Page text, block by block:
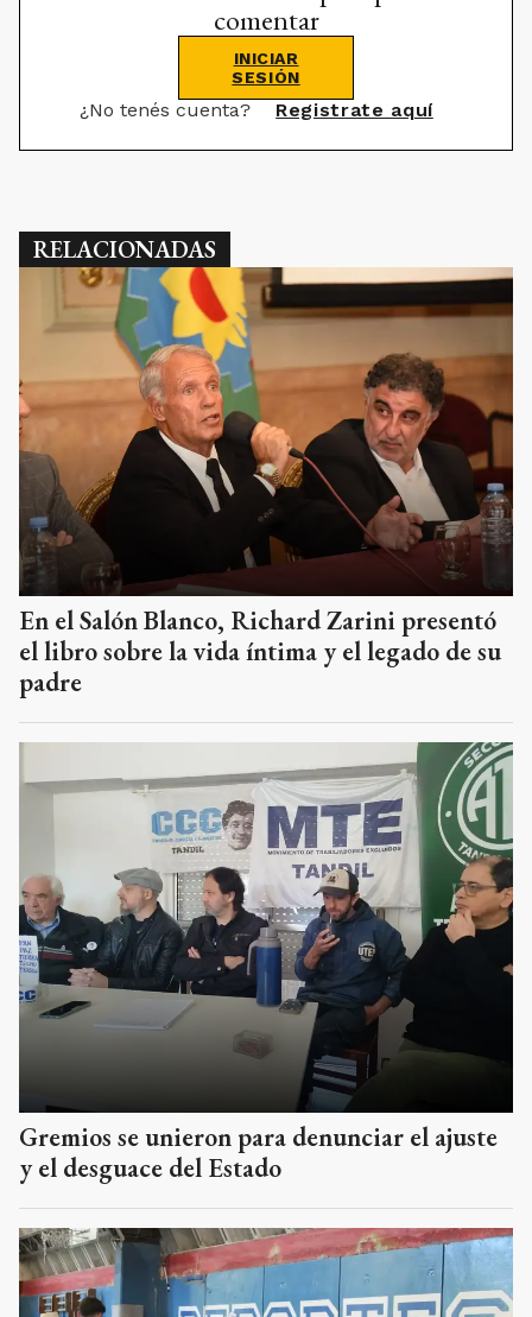
comentar
INICIAR
SESIÓN
¿No tenés cuenta? Registrate aquí
RELACIONADAS
En el Salón Blanco, Richard Zarini presentó
el libro sobre la vida íntima y el legado de su
padre
Gremios se unieron para denunciar el ajuste
y el desguace del Estado